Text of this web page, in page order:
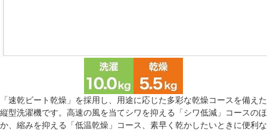
「速乾ビート乾燥」を採用し、用途に応じた多彩な乾燥コースを備えた
縦型洗濯機です。高速の風を当てシワを抑える「シワ低減」コースのほ
か、縮みを抑える「低温乾燥」コース、素早く乾かしたいときに便利な